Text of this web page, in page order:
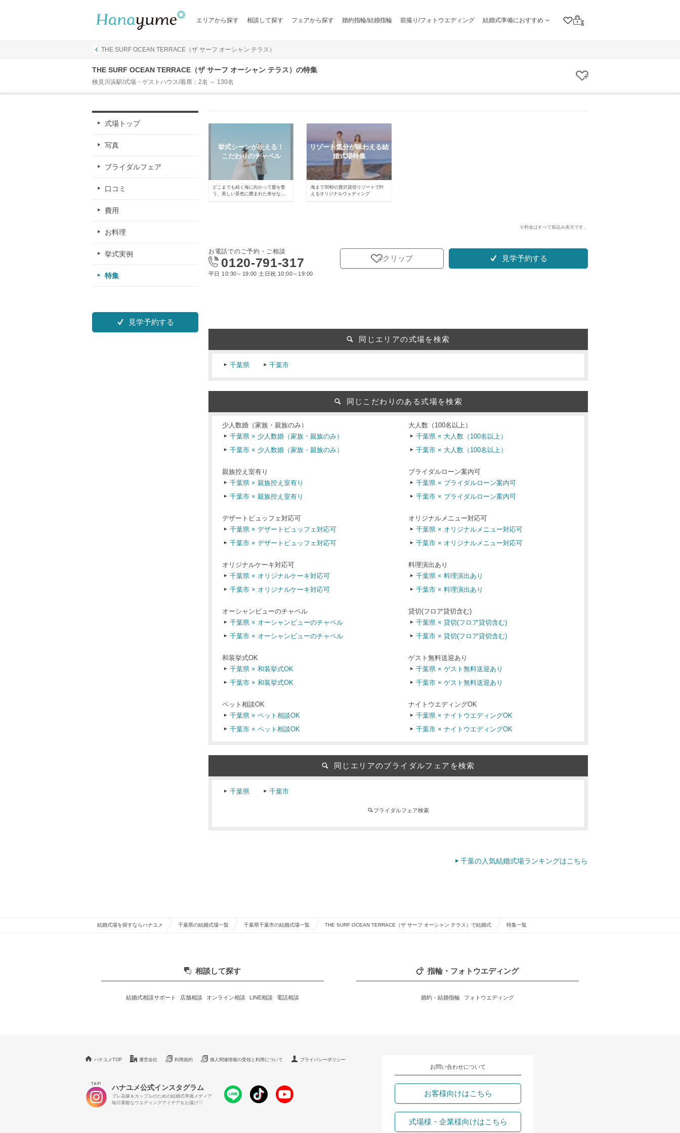
エリアから探す 相談して探す フェアから探す 婚約指輪/結婚指輪 前撮り/フォトウエディング 結婚式準備におすすめ
クリップリスト
ログイン
THE SURF OCEAN TERRACE（ザ サーフ オーシャン テラス）
THE SURF OCEAN TERRACE（ザ サーフ オーシャン テラス）の特集
検見川浜駅/式場・ゲストハウス/着席：2名 ～ 130名 クリップする
式場トップ
写真
ブライダルフェア
口コミ
費用
お料理
挙式実例
特集
見学予約する
挙式シーンが映える！
こだわりのチャペル
どこまでも続く海に向かって愛を誓
う、美しい景色に囲まれた幸せな挙
リゾート気分が味わえる結
婚式場特集
海まで30秒の贅沢貸切リゾートで叶
えるオリジナルウェディング
※料金はすべて税込み表示です。
お電話でのご予約・ご相談
0120-791-317
平日 10:30～19:00 土日祝 10:00～19:00
クリップ 見学予約する
同じエリアの式場を検索
千葉県 千葉市
同じこだわりのある式場を検索
少人数婚（家族・親族のみ）
千葉県 × 少人数婚（家族・親族のみ）
千葉市 × 少人数婚（家族・親族のみ）
大人数（100名以上）
千葉県 × 大人数（100名以上）
千葉市 × 大人数（100名以上）
親族控え室有り
千葉県 × 親族控え室有り
千葉市 × 親族控え室有り
ブライダルローン案内可
千葉県 × ブライダルローン案内可
千葉市 × ブライダルローン案内可
デザートビュッフェ対応可
千葉県 × デザートビュッフェ対応可
千葉市 × デザートビュッフェ対応可
オリジナルメニュー対応可
千葉県 × オリジナルメニュー対応可
千葉市 × オリジナルメニュー対応可
オリジナルケーキ対応可
千葉県 × オリジナルケーキ対応可
千葉市 × オリジナルケーキ対応可
料理演出あり
千葉県 × 料理演出あり
千葉市 × 料理演出あり
オーシャンビューのチャペル
千葉県 × オーシャンビューのチャペル
千葉市 × オーシャンビューのチャペル
貸切(フロア貸切含む)
千葉県 × 貸切(フロア貸切含む)
千葉市 × 貸切(フロア貸切含む)
和装挙式OK
千葉県 × 和装挙式OK
千葉市 × 和装挙式OK
ゲスト無料送迎あり
千葉県 × ゲスト無料送迎あり
千葉市 × ゲスト無料送迎あり
ペット相談OK
千葉県 × ペット相談OK
千葉市 × ペット相談OK
ナイトウエディングOK
千葉県 × ナイトウエディングOK
千葉市 × ナイトウエディングOK
同じエリアのブライダルフェアを検索
千葉県 千葉市
ブライダルフェア検索
千葉の人気結婚式場ランキングはこちら
結婚式場を探すならハナユメ 千葉県の結婚式場一覧 千葉県千葉市の結婚式場一覧 THE SURF OCEAN TERRACE（ザ サーフ オーシャン テラス）で結婚式 特集一覧
相談して探す
結婚式相談サポート 店舗相談 オンライン相談 LINE相談 電話相談
指輪・フォトウエディング
婚約・結婚指輪 フォトウエディング
ハナユメTOP 運営会社 利用規約 個人関連情報の受領と利用について プライバシーポリシー
＼ TAP! ／ ハナユメ公式インスタグラム
プレ花嫁＆カップルのための結婚式準備メディア
毎日素敵なウエディングアイデアをお届け♡
お問い合わせについて
お客様向けはこちら
式場様・企業様向けはこちら